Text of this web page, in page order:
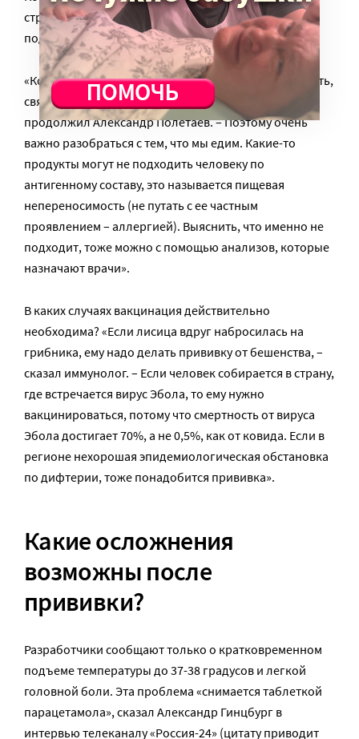
страдает иммунитет. Врач может порекомендовать
подходящие пре- и пробиотики».
«Количественно 85% иммунной системы – это ее часть,
связанная с желудочно-кишечным трактом, –
продолжил Александр Полетаев. – Поэтому очень
важно разобраться с тем, что мы едим. Какие-то
продукты могут не подходить человеку по
антигенному составу, это называется пищевая
непереносимость (не путать с ее частным
проявлением – аллергией). Выяснить, что именно не
подходит, тоже можно с помощью анализов, которые
назначают врачи».
В каких случаях вакцинация действительно
необходима? «Если лисица вдруг набросилась на
грибника, ему надо делать прививку от бешенства, –
сказал иммунолог. – Если человек собирается в страну,
где встречается вирус Эбола, то ему нужно
вакцинироваться, потому что смертность от вируса
Эбола достигает 70%, а не 0,5%, как от ковида. Если в
регионе нехорошая эпидемиологическая обстановка
по дифтерии, тоже понадобится прививка».
Какие осложнения
возможны после
прививки?
Разработчики сообщают только о кратковременном
подъеме температуры до 37-38 градусов и легкой
головной боли. Эта проблема «снимается таблеткой
парацетамола», сказал Александр Гинцбург в
интервью телеканалу «Россия-24» (цитату приводит